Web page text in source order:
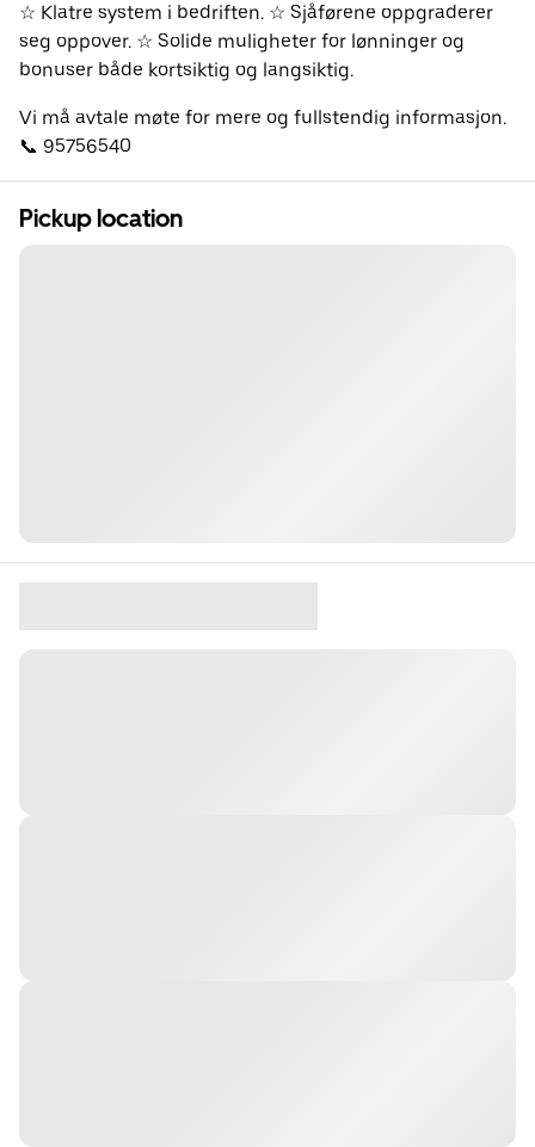
☆ Klatre system i bedriften. ☆ Sjåførene oppgraderer
seg oppover. ☆ Solide muligheter for lønninger og
bonuser både kortsiktig og langsiktig.
Vi må avtale møte for mere og fullstendig informasjon.
📞 95756540
Pickup location